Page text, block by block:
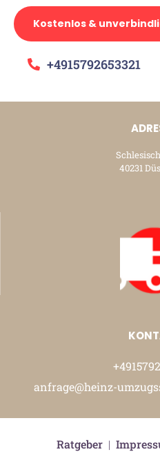
Kostenlos &
+4915792653321
40231
anfrage@heinz-
Ratgeber|